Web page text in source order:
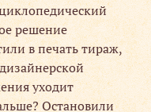
решение
в печать тираж,
уходит
Остановили